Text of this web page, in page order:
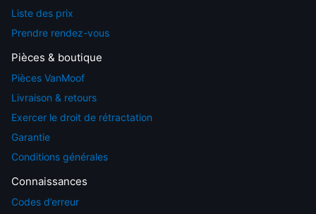
Liste des prix
Prendre rendez-vous
Pièces & boutique
Pièces VanMoof
Livraison & retours
Exercer le droit de rétractation
Garantie
Conditions générales
Connaissances
Codes d’erreur